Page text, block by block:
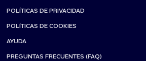
POLÍTICAS DE PRIVACIDAD
POLÍTICAS DE COOKIES
AYUDA
PREGUNTAS FRECUENTES (FAQ)